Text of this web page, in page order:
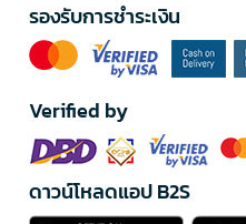
รองรับการชำระเงิน
Verified by
ดาวน์โหลดแอป B2S